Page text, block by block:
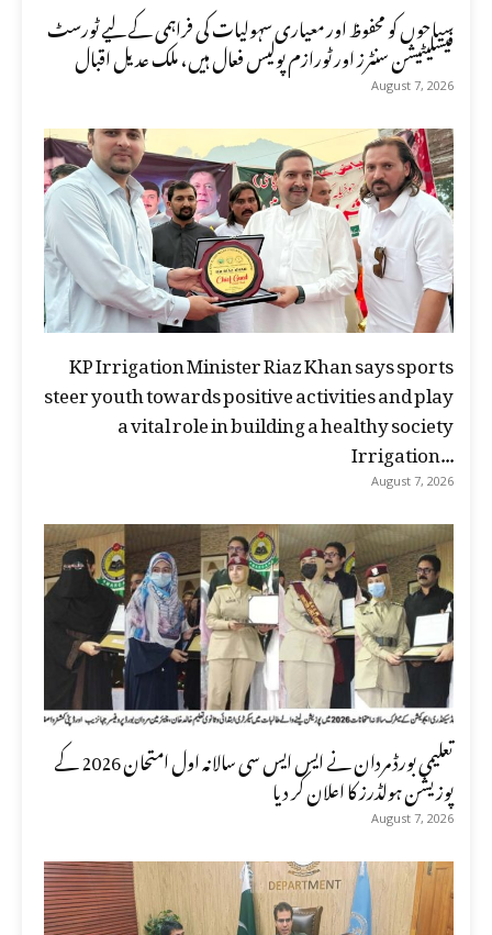
سیاحوں کو محفوظ اور معیاری سہولیات کی فراہمی کے لیے ٹورسٹ
فیسلیٹیشن سنٹرز اور ٹورازم پولیس فعال ہیں، ملک عدیل اقبال
August 7, 2026
KP Irrigation Minister Riaz Khan says sports
steer youth towards positive activities and play
a vital role in building a healthy society
Irrigation...
August 7, 2026
تعلیمی بورڈ مردان نے ایس ایس سی سالانہ اول امتحان 2026 کے
پوزیشن ہولڈرز کا اعلان کر دیا
August 7, 2026